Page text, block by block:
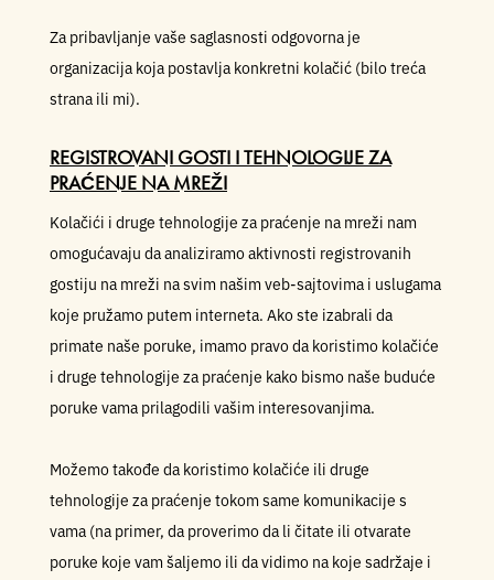
Za pribavljanje vaše saglasnosti odgovorna je
organizacija koja postavlja konkretni kolačić (bilo treća
strana ili mi).
REGISTROVANI GOSTI I TEHNOLOGIJE ZA
PRAĆENJE NA MREŽI
Kolačići i druge tehnologije za praćenje na mreži nam
omogućavaju da analiziramo aktivnosti registrovanih
gostiju na mreži na svim našim veb-sajtovima i uslugama
koje pružamo putem interneta. Ako ste izabrali da
primate naše poruke, imamo pravo da koristimo kolačiće
i druge tehnologije za praćenje kako bismo naše buduće
poruke vama prilagodili vašim interesovanjima.
Možemo takođe da koristimo kolačiće ili druge
tehnologije za praćenje tokom same komunikacije s
vama (na primer, da proverimo da li čitate ili otvarate
poruke koje vam šaljemo ili da vidimo na koje sadržaje i